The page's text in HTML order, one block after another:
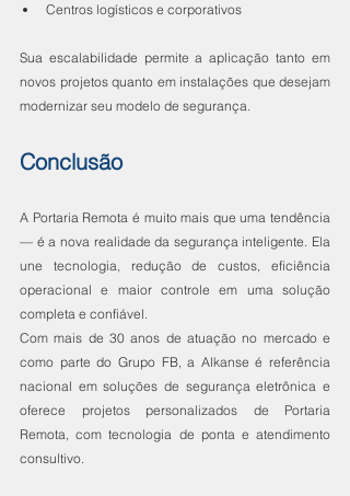
Centros logísticos e corporativos
Sua escalabilidade permite a aplicação tanto em
novos projetos quanto em instalações que desejam
modernizar seu modelo de segurança.
Conclusão
A Portaria Remota é muito mais que uma tendência
— é a nova realidade da segurança inteligente. Ela
une tecnologia, redução de custos, eficiência
operacional e maior controle em uma solução
completa e confiável.
Com mais de 30 anos de atuação no mercado e
como parte do Grupo FB, a Alkanse é referência
nacional em soluções de segurança eletrônica e
oferece projetos personalizados de Portaria
Remota, com tecnologia de ponta e atendimento
consultivo.